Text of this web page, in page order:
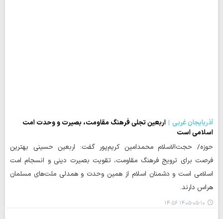
آذربایجان غربی
اربعین تجلی فرهنگ مقاومت، بصیرت و وحدت امت
اسلامی است
حوزه/ حجت‌الاسلام محمدامین کریم‌پور گفت: اربعین حسینی بهترین
فرصت برای ترویج فرهنگ مقاومت، تقویت بصیرت دینی و انسجام امت
اسلامی است و دشمنان اسلام از همین وحدت و همدلی ملت‌های مسلمان
هراس دارند.
۱۴۰۵-۰۵-۱۰ ۱۴:۵۶